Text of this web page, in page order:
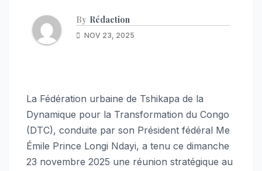
By Rédaction
NOV 23, 2025
La Fédération urbaine de Tshikapa de la
Dynamique pour la Transformation du Congo
(DTC), conduite par son Président fédéral Me
Émile Prince Longi Ndayi, a tenu ce dimanche
23 novembre 2025 une réunion stratégique au